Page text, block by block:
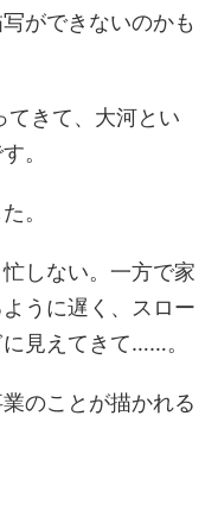
ができないのかも
てきて、大河とい
。
。
しない。一方で家
うに遅く、スロー
見えてきて……。
のことが描かれる